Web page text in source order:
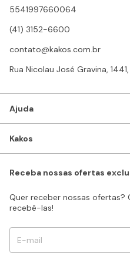
5541997660064
(41) 3152-6600
contato@kakos.com.br
Rua Nicolau José Gravina,
Ajuda
Kakos
Receba nossas ofertas
Quer receber nossas
recebê-las!